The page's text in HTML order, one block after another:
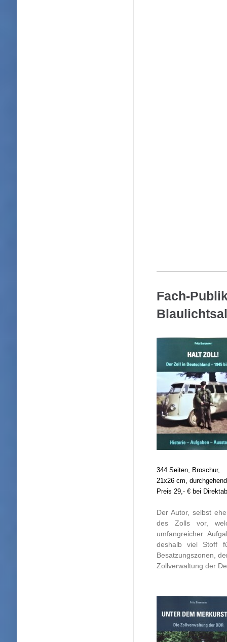
Fach-
344 Seiten, Broschur,
21x26 cm,
Preis 29,- € bei
Der Autor, selbst
des Zolls vor,
umfangreicher
deshalb viel Stoff
Besatzungszonen,
Zollverwaltung der